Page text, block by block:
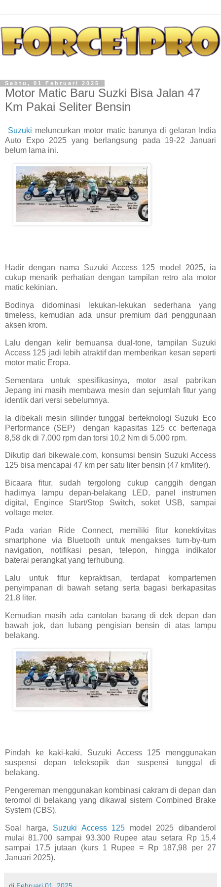
Sabtu, 01 Februari 2025
Motor Matic Baru Suzki Bisa Jalan 47
Km Pakai Seliter Bensin
Suzuki meluncurkan motor matic barunya di gelaran India
Auto Expo 2025 yang berlangsung pada 19-22 Januari
belum lama ini.
Hadir dengan nama Suzuki Access 125 model 2025, ia
cukup menarik perhatian dengan tampilan retro ala motor
matic kekinian.
Bodinya didominasi lekukan-lekukan sederhana yang
timeless, kemudian ada unsur premium dari penggunaan
aksen krom.
Lalu dengan kelir bernuansa dual-tone, tampilan Suzuki
Access 125 jadi lebih atraktif dan memberikan kesan seperti
motor matic Eropa.
Sementara untuk spesifikasinya, motor asal pabrikan
Jepang ini masih membawa mesin dan sejumlah fitur yang
identik dari versi sebelumnya.
Ia dibekali mesin silinder tunggal berteknologi Suzuki Eco
Performance (SEP) dengan kapasitas 125 cc bertenaga
8,58 dk di 7.000 rpm dan torsi 10,2 Nm di 5.000 rpm.
Dikutip dari bikewale.com, konsumsi bensin Suzuki Access
125 bisa mencapai 47 km per satu liter bensin (47 km/liter).
Bicaara fitur, sudah tergolong cukup canggih dengan
hadirnya lampu depan-belakang LED, panel instrumen
digital, Engince Start/Stop Switch, soket USB, sampai
voltage meter.
Pada varian Ride Connect, memiliki fitur konektivitas
smartphone via Bluetooth untuk mengakses turn-by-turn
navigation, notifikasi pesan, telepon, hingga indikator
baterai perangkat yang terhubung.
Lalu untuk fitur kepraktisan, terdapat kompartemen
penyimpanan di bawah setang serta bagasi berkapasitas
21,8 liter.
Kemudian masih ada cantolan barang di dek depan dan
bawah jok, dan lubang pengisian bensin di atas lampu
belakang.
Pindah ke kaki-kaki, Suzuki Access 125 menggunakan
suspensi depan teleksopik dan suspensi tunggal di
belakang.
Pengereman menggunakan kombinasi cakram di depan dan
teromol di belakang yang dikawal sistem Combined Brake
System (CBS).
Soal harga, Suzuki Access 125 model 2025 dibanderol
mulai 81.700 sampai 93.300 Rupee atau setara Rp 15,4
sampai 17,5 jutaan (kurs 1 Rupee = Rp 187,98 per 27
Januari 2025).